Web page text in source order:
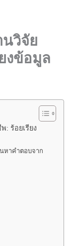
นวิจัย
งข้อมูล
: ร้อยเรียง
หาคำตอบจาก